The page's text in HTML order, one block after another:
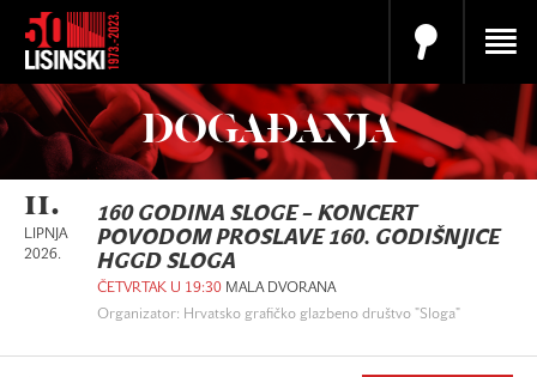
DOGAĐANJA
11.
LIPNJA
2026.
160 GODINA SLOGE – KONCERT
POVODOM PROSLAVE 160. GODIŠNJICE
HGGD SLOGA
ČETVRTAK U 19:30 MALA DVORANA
Organizator: Hrvatsko grafičko glazbeno društvo "Sloga"